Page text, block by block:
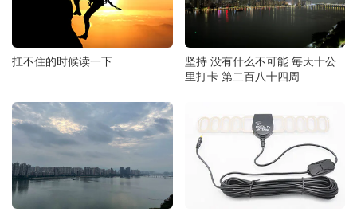
扛不住的时候读一下
坚持 没有什么不可能 毎天十公
里打卡 第二百八十四周